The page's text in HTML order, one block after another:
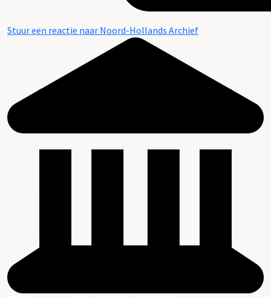
Stuur een reactie naar Noord-Hollands Archief